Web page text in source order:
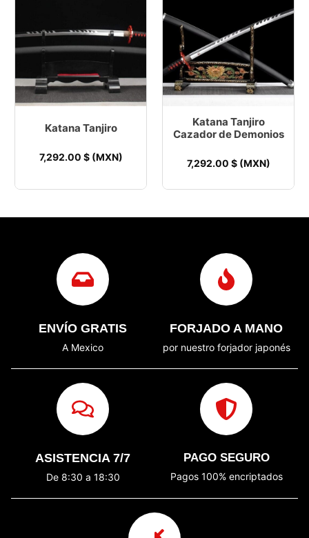
Katana Tanjiro
7,292.00 $ (MXN)
Katana Tanjiro
Cazador de Demonios
7,292.00 $ (MXN)
ENVÍO GRATIS
A Mexico
FORJADO A MANO
por nuestro forjador japonés
ASISTENCIA 7/7
De 8:30 a 18:30
PAGO SEGURO
Pagos 100% encriptados